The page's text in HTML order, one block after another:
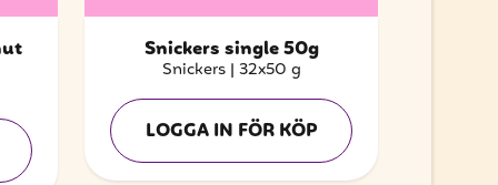
Snickers single 50g
Snickers | 32x50 g
LOGGA IN FÖR KÖP